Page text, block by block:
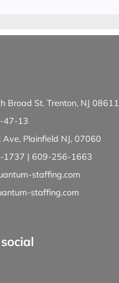
Broad St. Trenton, NJ 08611
47-13
Ave, Plainfield NJ, 07060
1737 | 609-256-1663
staffing.com
staffing.com